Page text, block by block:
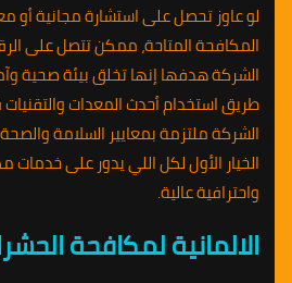
لو عاوز تحصل على استشارة مجانية
الشركة هدفها إنها تخلق بيئة صحية
طريق استخدام أحدث المعدات
الشركة ملتزمة بمعايير السلامة
الخيار الأول لكل اللي يدور على
واحترافية عالية.
الالمانية لمكافحة